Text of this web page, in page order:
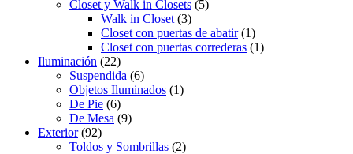
Closet y Walk in Closets (5)
Walk in Closet (3)
Closet con puertas de abatir(1)
Closet con puertas correderas (1)
Iluminación (22)
Suspendida (6)
Objetos Iluminados (1)
De Pie (6)
De Mesa (9)
Exterior(92)
Toldos y Sombrillas (2)